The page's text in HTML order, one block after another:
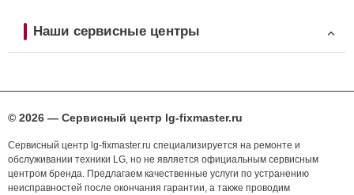
Наши сервисные центры
© 2026 — Сервисный центр lg-fixmaster.ru
Сервисный центр lg-fixmaster.ru специализируется на ремонте и
обслуживании техники LG, но не является официальным сервисным
центром бренда. Предлагаем качественные услуги по устранению
неисправностей после окончания гарантии, а также проводим